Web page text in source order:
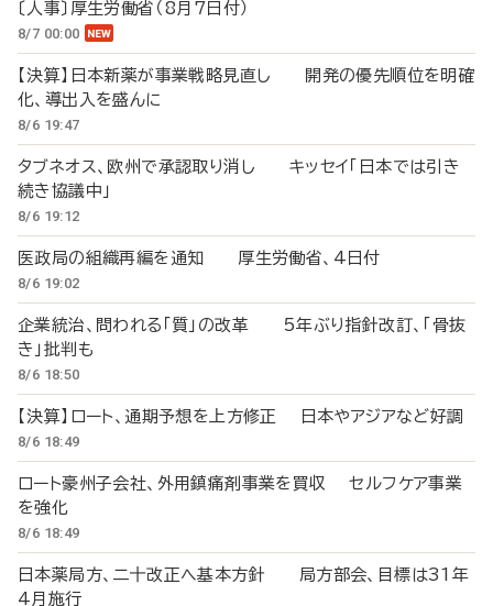
〔人事〕厚生労働省（8月7日付）
8/7 00:00
【決算】日本新薬が事業戦略見直し 開発の優先順位を明確
化、導出入を盛んに
8/6 19:47
タブネオス、欧州で承認取り消し キッセイ「日本では引き
続き協議中」
8/6 19:12
医政局の組織再編を通知 厚生労働省、4日付
8/6 19:02
企業統治、問われる「質」の改革 5年ぶり指針改訂、「骨抜
き」批判も
8/6 18:50
【決算】ロート、通期予想を上方修正 日本やアジアなど好調
8/6 18:49
ロート豪州子会社、外用鎮痛剤事業を買収 セルフケア事業
を強化
8/6 18:49
日本薬局方、二十改正へ基本方針 局方部会、目標は31年
4月施行